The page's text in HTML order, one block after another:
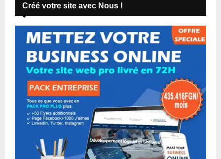
Créé votre site avec Nous !